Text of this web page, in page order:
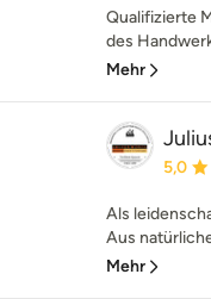
Qualifizierte
des
Mehr
5,0
Als
Aus
Mehr